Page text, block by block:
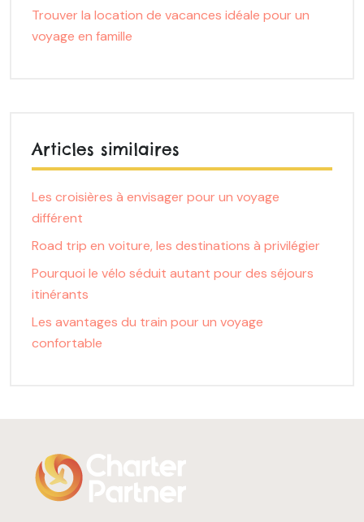
Trouver la location de vacances idéale pour un
voyage en famille
Articles similaires
Les croisières à envisager pour un voyage
différent
Road trip en voiture, les destinations à privilégier
Pourquoi le vélo séduit autant pour des séjours
itinérants
Les avantages du train pour un voyage
confortable